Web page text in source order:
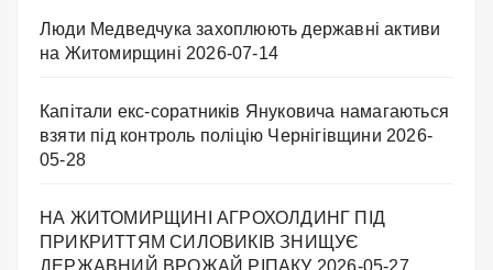
Люди Медведчука захоплюють державні активи
на Житомирщині 2026-07-14
Капітали екс-соратників Януковича намагаються
взяти під контроль поліцію Чернігівщини 2026-
05-28
НА ЖИТОМИРЩИНІ АГРОХОЛДИНГ ПІД
ПРИКРИТТЯМ СИЛОВИКІВ ЗНИЩУЄ